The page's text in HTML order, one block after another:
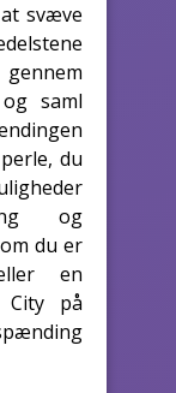
svæve
saml
du
og
du er
en
City på